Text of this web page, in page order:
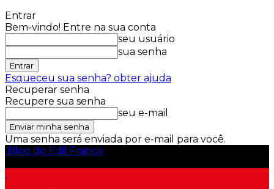
Entrar
Bem-vindo! Entre na sua conta
seu usuário
sua senha
Esqueceu sua senha? obter ajuda
Recuperar senha
Recupere sua senha
seu e-mail
Uma senha será enviada por e-mail para você.
Blog do Edil Francis